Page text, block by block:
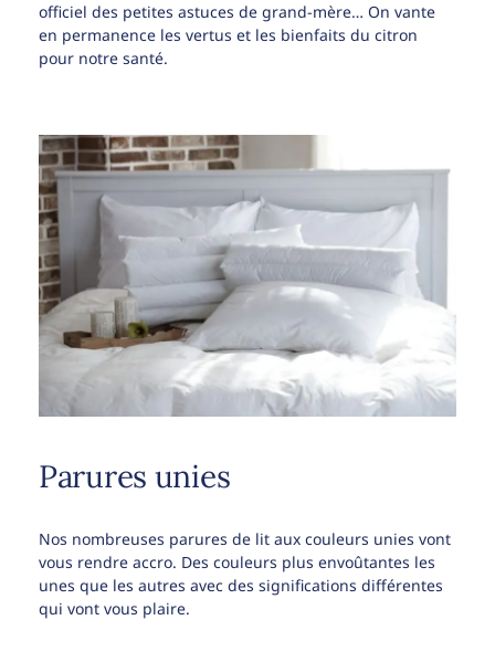
officiel des petites astuces de grand-mère… On vante
en permanence les vertus et les bienfaits du citron
pour notre santé.
Parures unies
Nos nombreuses parures de lit aux couleurs unies vont
vous rendre accro. Des couleurs plus envoûtantes les
unes que les autres avec des significations différentes
qui vont vous plaire.